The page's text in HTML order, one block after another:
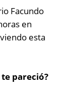
Facundo
en
esta
pareció?